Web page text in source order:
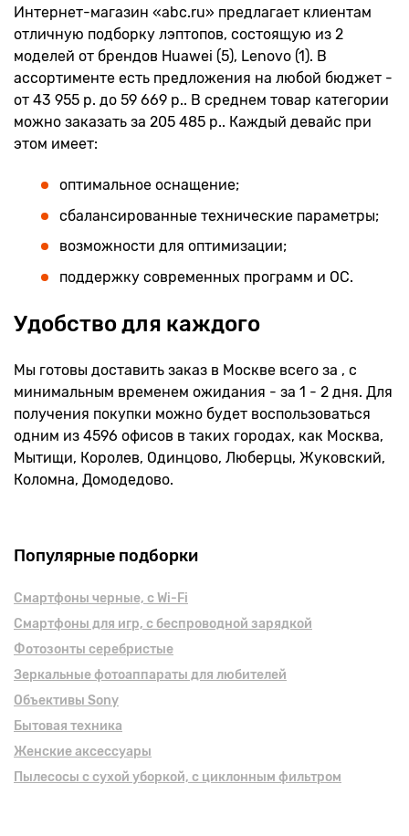
Интернет-магазин «abc.ru» предлагает клиентам
отличную подборку лэптопов, состоящую из 2
моделей от брендов Huawei (5), Lenovo (1). В
ассортименте есть предложения на любой бюджет -
от 43 955 р. до 59 669 р.. В среднем товар категории
можно заказать за 205 485 р.. Каждый девайс при
этом имеет:
оптимальное оснащение;
сбалансированные технические параметры;
возможности для оптимизации;
поддержку современных программ и ОС.
Удобство для каждого
Мы готовы доставить заказ в Москве всего за , с
минимальным временем ожидания - за 1 - 2 дня. Для
получения покупки можно будет воспользоваться
одним из 4596 офисов в таких городах, как Москва,
Мытищи, Королев, Одинцово, Люберцы, Жуковский,
Коломна, Домодедово.
Популярные подборки
Смартфоны черные, с Wi-Fi
Смартфоны для игр, с беспроводной зарядкой
Фотозонты серебристые
Зеркальные фотоаппараты для любителей
Объективы Sony
Бытовая техника
Женские аксессуары
Пылесосы с сухой уборкой, с циклонным фильтром